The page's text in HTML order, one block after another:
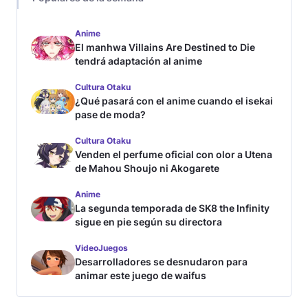
Anime
El manhwa Villains Are Destined to Die
tendrá adaptación al anime
Cultura Otaku
¿Qué pasará con el anime cuando el isekai
pase de moda?
Cultura Otaku
Venden el perfume oficial con olor a Utena
de Mahou Shoujo ni Akogarete
Anime
La segunda temporada de SK8 the Infinity
sigue en pie según su directora
VideoJuegos
Desarrolladores se desnudaron para
animar este juego de waifus